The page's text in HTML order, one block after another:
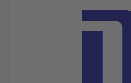
Afbeeldingengalerij overslaan